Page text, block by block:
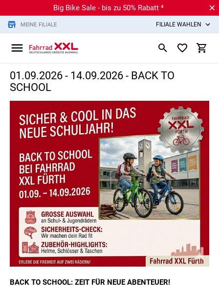
Big Bike Sale - bis zu 50% Rabatt ⁴
MEINE FILIALE FILIALE WÄHLEN
01.09.2026 - 14.09.2026 - BACK TO
SCHOOL
BACK TO SCHOOL: ZEIT FÜR NEUE ABENTEUER!